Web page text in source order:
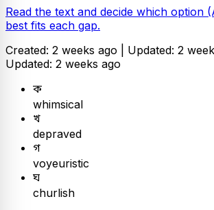
Read the text and decide which option
best fits each gap.
Created: 2 weeks ago | Updated: 2
Updated: 2 weeks ago
ক
whimsical
খ
depraved
গ
voyeuristic
ঘ
churlish